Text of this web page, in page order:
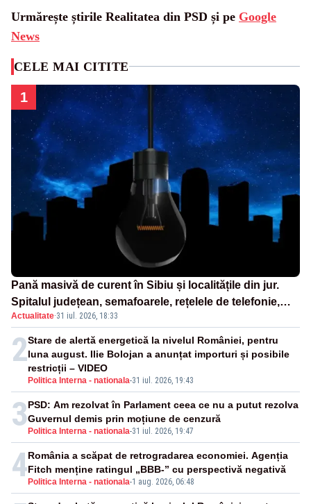
Urmărește știrile Realitatea din PSD și pe Google
News
CELE MAI CITITE
1
Pană masivă de curent în Sibiu și localitățile din jur.
Spitalul județean, semafoarele, rețelele de telefonie,
grav afectate
Actualitate·31 iul. 2026, 18:33
2
Politica Interna - nationala-31 iul. 2026, 19:43
Stare de alertă energetică la nivelul României, pentru
luna august. Ilie Bolojan a anunțat importuri și posibile
restricții – VIDEO
3 Politica Interna - nationala-31 iul. 2026, 19:47
PSD: Am rezolvat în Parlament ceea ce nu a putut rezolva
Guvernul demis prin moțiune de cenzură
4 Politica Interna - nationala-1 aug. 2026, 06:48
România a scăpat de retrogradarea economiei. Agenția
Fitch menține ratingul „BBB-” cu perspectivă negativă